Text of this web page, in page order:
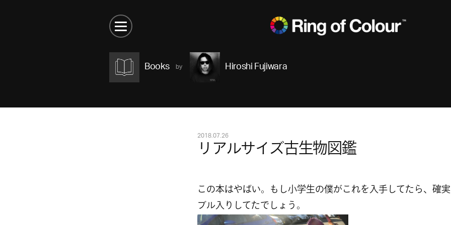
Books Hiroshi Fujiwara
2018.07.26
リアルサイズ古生物図鑑
この本はやばい。もし小学生の僕がこれを入手してたら、確
ブル入りしてたでしょう。